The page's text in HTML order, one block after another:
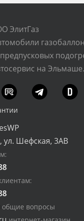
ЭлитГаз
на Эльмаше.
ул. Шефская, 3АВ
общие вопросы